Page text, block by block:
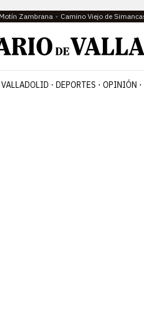
Zambrana Camino Viejo de
VALLADOLID DEPORTES OPINIÓN